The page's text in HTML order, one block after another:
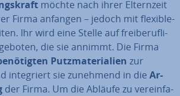
möchte nach ihrer El­tern­zeit
Firma anfangen – jedoch mit fle­xi­ble­
Ihr wird eine Stelle auf frei­be­ruf­li­
die sie annimmt. Die Firma
Putz­ma­te­ria­li­en zur
in­te­griert sie zunehmend in die Ar­
der Firma. Um die Abläufe zu ver­ein­fa­